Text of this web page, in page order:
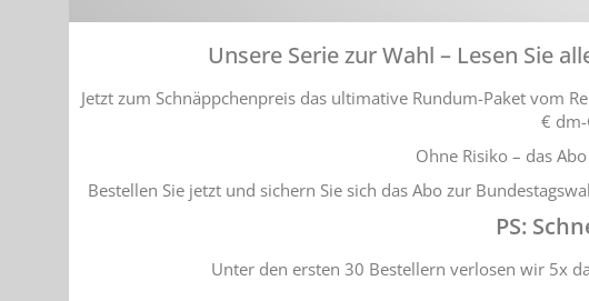
Unsere Serie zur Wahl – Lesen Sie
Jetzt zum Schnäppchenpreis das ultimative Rundum-Paket vom
€
Ohne Risiko – das
Bestellen Sie jetzt und sichern Sie sich das Abo zur
PS:
Unter den ersten 30 Bestellern verlosen wir 5x